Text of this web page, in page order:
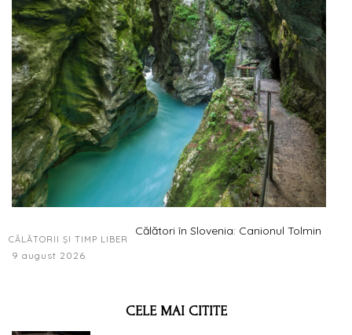
CĂLĂTORII ȘI TIMP LIBER
Călători în Slovenia: Canionul Tolmin
9 august 2026
CELE MAI CITITE